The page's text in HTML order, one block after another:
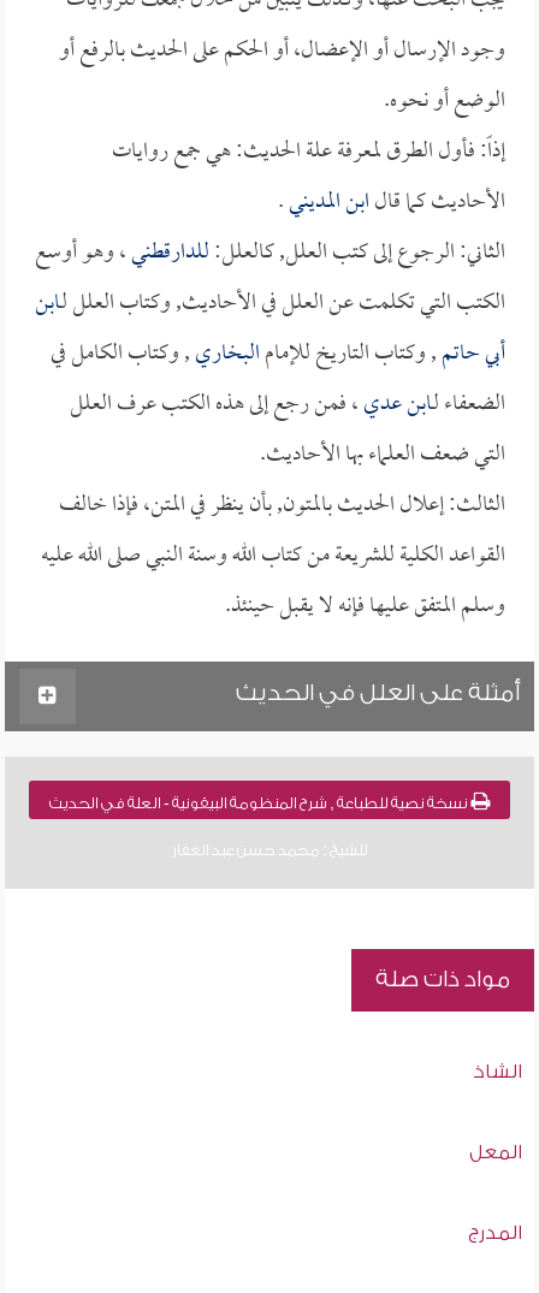
وجود الإرسال أو الإعضال، أو الحكم على الحديث بالرفع أو
الوضع أو نحوه.
إذاً: فأول الطرق لمعرفة علة الحديث: هي جمع روايات
الأحاديث كما قالابن المديني.
الثاني: الرجوع إلى كتب العلل, كالعلل:للدارقطني، وهو أوسع
الكتب التي تكلمت عن العلل في الأحاديث, وكتاب العلل لـابن
أبي حاتم, وكتاب التاريخ للإمامالبخاري, وكتاب الكامل في
الضعفاء لـابن عدي، فمن رجع إلى هذه الكتب عرف العلل
التي ضعف العلماء بها الأحاديث.
الثالث: إعلال الحديث بالمتون, بأن ينظر في المتن، فإذا خالف
القواعد الكلية للشريعة من كتاب الله وسنة النبي صلى الله عليه
وسلم المتفق عليها فإنه لا يقبل حينئذ.
أمثلة على العلل في الحديث
نسخة نصية للطباعة , شرح المنظومة البيقونية - العلة في الحديث
للشيخ : محمد حسن عبد الغفار
مواد ذات صلة
الشاذ
المعل
المدرج